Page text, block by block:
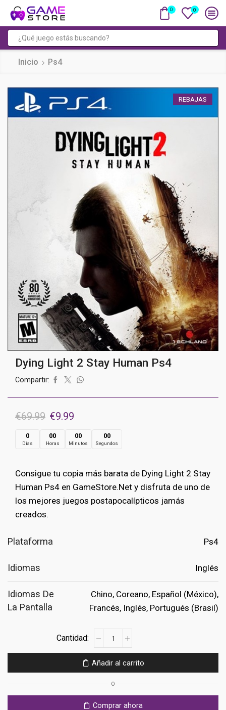
0 0
de
Inicio Ps4
REBAJAS
Dying Light 2 Stay Human Ps4
Compartir:
€69.99 El
precio
original
€69.99.
€9.99
precio
actual
€9.99.
0
Días
00
Horas
00
Minutos
00
Segundos
Consigue tu copia más barata de Dying Light 2 Stay
Human Ps4 en GameStore.Net y disfruta de uno de
los mejores juegos postapocalípticos jamás
creados.
Plataforma Ps4
Idiomas Inglés
Idiomas De
La Pantalla
Chino, Coreano, Español (México),
Francés, Inglés, Portugués (Brasil)
2
Stay
cantidad
Añadir al carrito
O
Comprar ahora